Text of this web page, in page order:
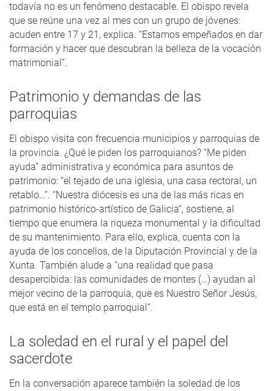
todavía no es un fenómeno destacable. El obispo revela
que se reúne una vez al mes con un grupo de jóvenes:
acuden entre 17 y 21, explica. “Estamos empeñados en dar
formación y hacer que descubran la belleza de la vocación
matrimonial”.
Patrimonio y demandas de las
parroquias
El obispo visita con frecuencia municipios y parroquias de
la provincia. ¿Qué le piden los parroquianos? “Me piden
ayuda” administrativa y económica para asuntos de
patrimonio: “el tejado de una iglesia, una casa rectoral, un
retablo…”. “Nuestra diócesis es una de las más ricas en
patrimonio histórico-artístico de Galicia”, sostiene, al
tiempo que enumera la riqueza monumental y la dificultad
de su mantenimiento. Para ello, explica, cuenta con la
ayuda de los concellos, de la Diputación Provincial y de la
Xunta. También alude a “una realidad que pasa
desapercibida: las comunidades de montes (…) ayudan al
mejor vecino de la parroquia, que es Nuestro Señor Jesús,
que está en el templo parroquial”.
La soledad en el rural y el papel del
sacerdote
En la conversación aparece también la soledad de los